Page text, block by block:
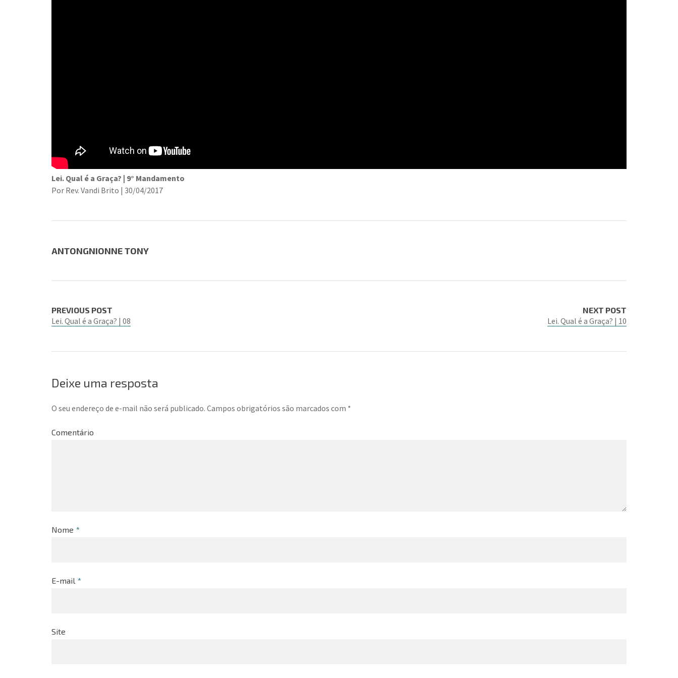
Lei. Qual é a Graça? | 9° Mandamento
Por Rev. Vandi Brito | 30/04/2017
ANTONGNIONNE TONY
PREVIOUS POST
Lei. Qual é a Graça? | 08
NEXT POST
Lei. Qual é a Graça? | 10
Deixe uma resposta
O seu endereço de e-mail não será publicado. Campos obrigatórios são marcados com *
Comentário
Nome *
E-mail *
Site